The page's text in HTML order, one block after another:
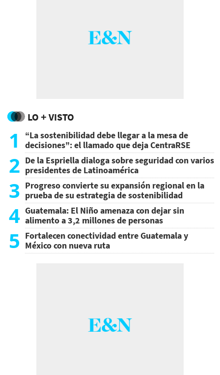
LO + VISTO
1
“La sostenibilidad debe llegar a la mesa de
decisiones”: el llamado que deja CentraRSE
2 De la Espriella dialoga sobre seguridad con varios
presidentes de Latinoamérica
3 Progreso convierte su expansión regional en la
prueba de su estrategia de sostenibilidad
4 Guatemala: El Niño amenaza con dejar sin
alimento a 3,2 millones de personas
5 Fortalecen conectividad entre Guatemala y
México con nueva ruta